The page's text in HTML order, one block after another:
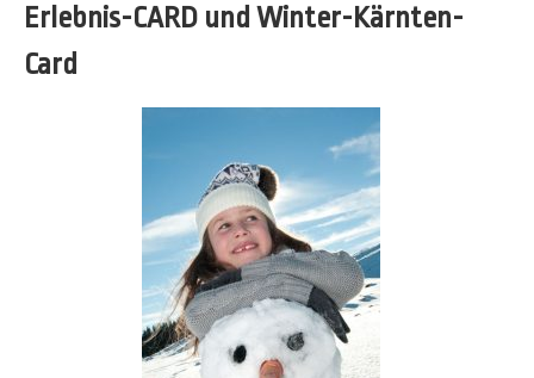
Erlebnis-CARD und Winter-Kärnten-
Card